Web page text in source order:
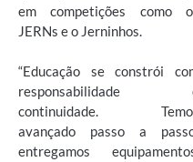
em competições como
JERNs e o Jerninhos.
“Educação se constrói
responsabilidade
continuidade.
avançado passo a
entregamos